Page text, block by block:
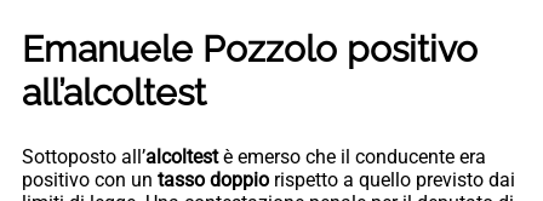
Emanuele Pozzolo positivo
all’alcoltest
Sottoposto all’alcoltestè emerso che il conducente era
positivo con un tasso doppio rispetto a quello previsto dai